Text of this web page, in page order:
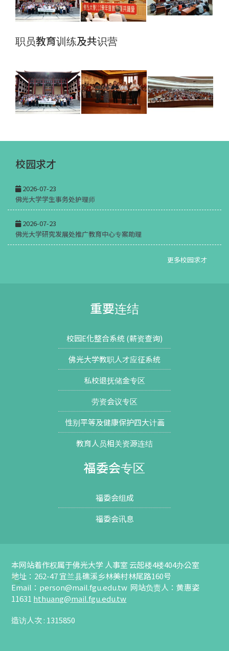
职员教育训练及共识营
校园求才
2026-07-23
佛光大学学生事务处护理师
2026-07-23
佛光大学研究发展处推广教育中心专案助理
更多校园求才
重要连结
校园E化整合系统 (薪资查询)
佛光大学教职人才应征系统
私校退抚储金专区
劳资会议专区
性别平等及健康保护四大计画
教育人员相关资源连结
福委会专区
福委会组成
福委会讯息
本网站着作权属于佛光大学 人事室 云起楼4楼404办公室
地址：262-47 宜兰县礁溪乡林美村林尾路160号
Email： person@mail.fgu.edu.tw 网站负责人：黄惠姿
11631 hthuang@mail.fgu.edu.tw
造访人次 : 1315850